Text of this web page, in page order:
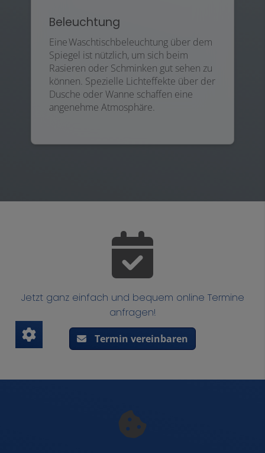
Beleuchtung
Eine Waschtischbeleuchtung über dem
Spiegel ist nützlich, um sich beim
Rasieren oder Schminken gut sehen zu
können. Spezielle Lichteffekte über der
Dusche oder Wanne schaffen eine
angenehme Atmosphäre.
Jetzt ganz einfach und bequem online Termine
anfragen!
Termin vereinbaren